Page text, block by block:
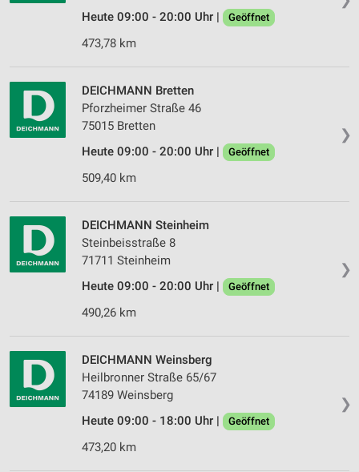
Heute 09:00 - 20:00 Uhr |
Geöffnet
473,78 km
❯
DEICHMANN Bretten
Pforzheimer Straße 46
75015 Bretten
Heute 09:00 - 20:00 Uhr |
Geöffnet
509,40 km
❯
DEICHMANN Steinheim
Steinbeisstraße 8
71711 Steinheim
Heute 09:00 - 20:00 Uhr |
Geöffnet
490,26 km
❯
DEICHMANN Weinsberg
Heilbronner Straße 65/67
74189 Weinsberg
Heute 09:00 - 18:00 Uhr |
Geöffnet
473,20 km